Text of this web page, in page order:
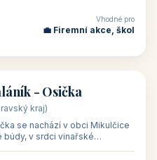
Vhodné pro
💼 Firemní akce, škol
- Osička
kraj)
se nachází v obci Mikulčice
búdy, v srdci vinařské